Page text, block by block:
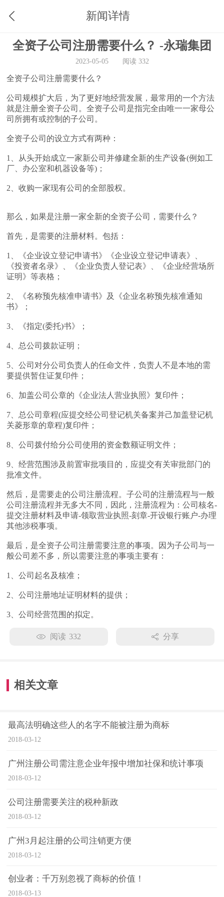
新闻详情
全资子公司注册需要什么？ -永瑞集团
2023-05-05 阅读 332
全资子公司注册需要什么？
公司规模扩大后，为了更好地经营发展，最常用的一个方法
就是注册全资子公司。全资子公司是指完全由唯一一家母公
司所拥有或控制的子公司。
全资子公司的设立方式有两种：
1、从头开始成立一家新公司并修建全新的生产设备(例如工
厂、办公室和机器设备等)；
2、收购一家现有公司的全部股权。
那么，如果是注册一家全新的全资子公司，需要什么？
首先，是需要的注册材料。包括：
1、《企业设立登记申请书》《企业设立登记申请表》、
《投资者名录》、《企业负责人登记表》、《企业经营场所
证明》等表格；
2、《名称预先核准申请书》及《企业名称预先核准通知
书》；
3、《指定(委托)书》；
4、总公司拨款证明；
5、公司对分公司负责人的任命文件，负责人不是本地的需
要提供暂住证复印件；
6、加盖公司公章的《企业法人营业执照》复印件；
7、总公司章程(应提交经公司登记机关备案并己加盖登记机
关菱形章的章程)复印件；
8、公司拨付给分公司使用的资金数额证明文件；
9、经营范围涉及前置审批项目的，应提交有关审批部门的
批准文件。
然后，是需要走的公司注册流程。子公司的注册流程与一般
公司注册流程并无多大不同，因此，注册流程为：公司核名-
提交注册材料及申请-领取营业执照-刻章-开设银行账户-办理
其他涉税事项。
最后，是全资子公司注册需要注意的事项。因为子公司与一
般公司差不多，所以需要注意的事项主要有：
1、公司起名及核准；
2、公司注册地址证明材料的提供；
3、公司经营范围的拟定。
阅读 332 分享
相关文章
最高法明确这些人的名字不能被注册为商标
2018-03-12
广州注册公司需注意企业年报中增加社保和统计事项
2018-03-12
公司注册需要关注的税种新政
2018-03-12
广州3月起注册的公司注销更方便
2018-03-12
创业者：千万别忽视了商标的价值！
2018-03-13